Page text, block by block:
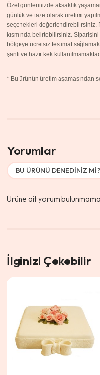
Özel günlerinizde aksaklık
günlük ve taze olarak üretimi
seçenekleri değerlendirebilirsiniz.
kısmında belirtebilirsiniz.
bölgeye ücretsiz teslimat
şanti ve hazır kek
* Bu ürünün üretim aşamasından
Yorumlar
BU ÜRÜNÜ DENEDINIZ
Ürüne ait yorum
İlginizi Çekebilir